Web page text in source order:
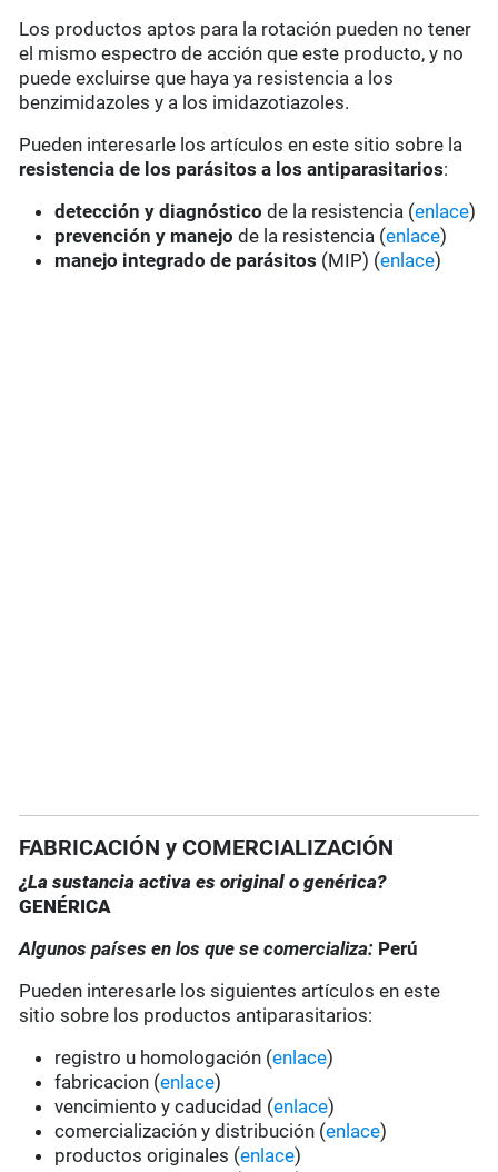
Los productos aptos para la rotación pueden no tener
el mismo espectro de acción que este producto, y no
puede excluirse que haya ya resistencia a los
benzimidazoles y a los imidazotiazoles.
Pueden interesarle los artículos en este sitio sobre la
resistencia de los parásitos a los antiparasitarios:
detección y diagnóstico de la resistencia (enlace)
prevención y manejo de la resistencia (enlace)
manejo integrado de parásitos (MIP) (enlace)
FABRICACIÓN y COMERCIALIZACIÓN
¿La sustancia activa es original o genérica?
GENÉRICA
Algunos países en los que se comercializa: Perú
Pueden interesarle los siguientes artículos en este
sitio sobre los productos antiparasitarios:
registro u homologación (enlace)
fabricacion (enlace)
vencimiento y caducidad (enlace)
comercialización y distribución (enlace)
productos originales (enlace)